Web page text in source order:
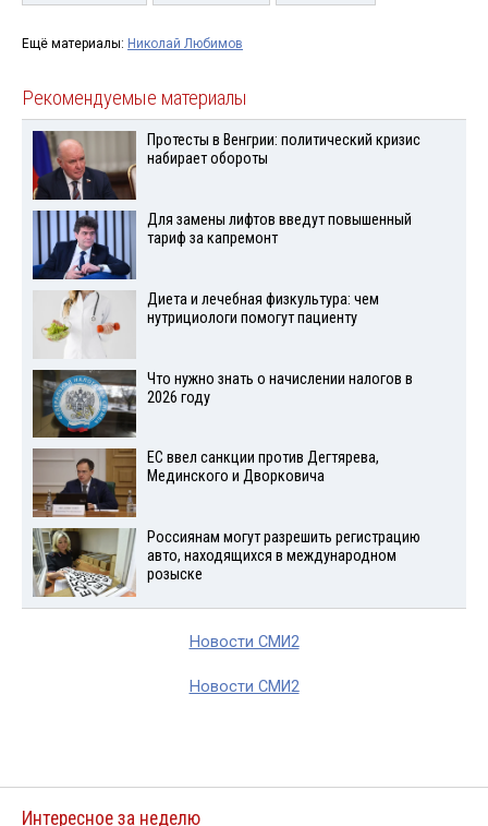
Ещё материалы: Николай Любимов
Рекомендуемые материалы
Протесты в Венгрии: политический кризис
набирает обороты
Для замены лифтов введут повышенный
тариф за капремонт
Диета и лечебная физкультура: чем
нутрициологи помогут пациенту
Что нужно знать о начислении налогов в
2026 году
ЕС ввел санкции против Дегтярева,
Мединского и Дворковича
Россиянам могут разрешить регистрацию
авто, находящихся в международном
розыске
Новости СМИ2
Новости СМИ2
Интересное за неделю